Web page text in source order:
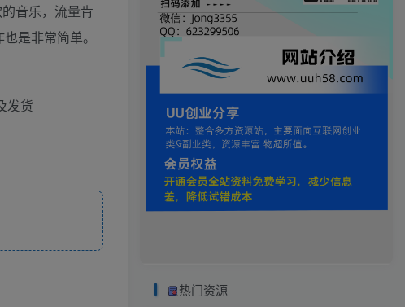
音乐，流量肯
是非常简单。
发货
热门资源